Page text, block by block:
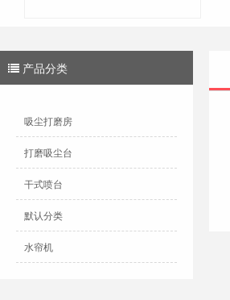
产品分类
吸尘打磨房
打磨吸尘台
干式喷台
默认分类
水帘机